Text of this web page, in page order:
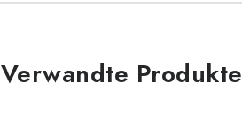
Verwandte Produkte